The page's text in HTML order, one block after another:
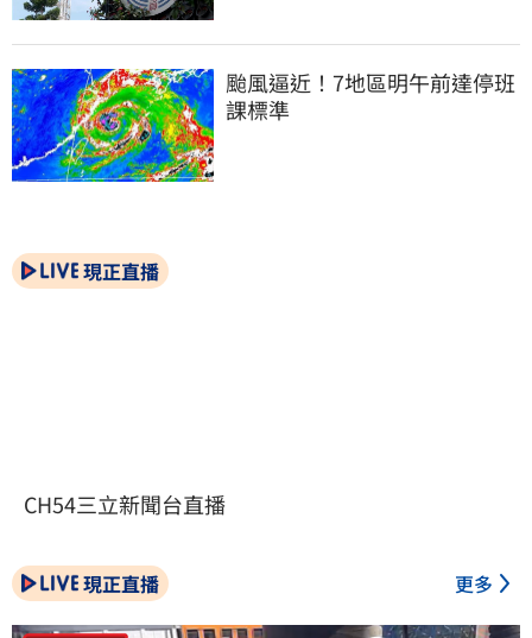
颱風逼近！7地區明午前達停班
課標準
現正直播
CH54三立新聞台直播
現正直播 更多